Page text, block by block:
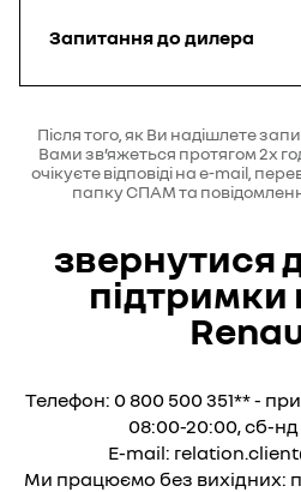
Запитання до дилера
Після того, як Ви надішлете
Вами зв’яжеться протягом 2х
очікуєте відповіді на e-mail,
папку СПАМ та
звернутися
підтримки
Телефон: 0 800 500 351** -
08:00-20:00, сб-нд
E-mail:
Ми працюємо без вихідних: